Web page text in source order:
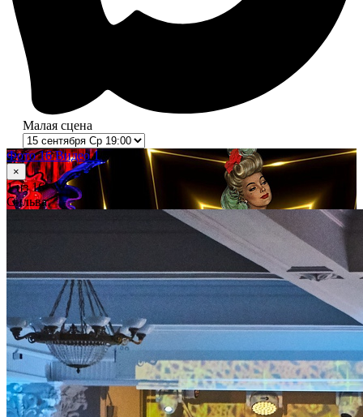
Малая сцена
Фото 16Видео 1
×
1из 16
Сильва